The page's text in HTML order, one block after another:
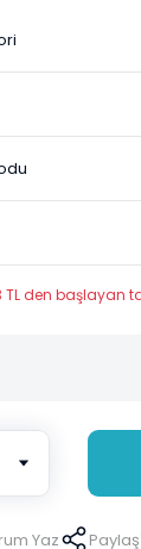
TL den başlayan
Yaz Paylaş